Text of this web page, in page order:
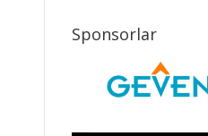
Sponsorlar